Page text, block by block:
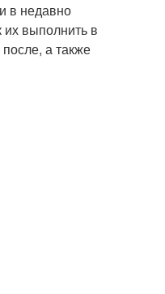
в недавно
выполнить в
а также